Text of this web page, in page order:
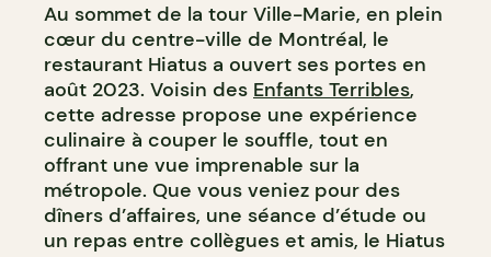
Au sommet de la tour Ville-Marie, en plein
cœur du centre-ville de Montréal, le
restaurant Hiatus a ouvert ses portes en
août 2023. Voisin des Enfants Terribles,
cette adresse propose une expérience
culinaire à couper le souffle, tout en
offrant une vue imprenable sur la
métropole. Que vous veniez pour des
dîners d’affaires, une séance d’étude ou
un repas entre collègues et amis, le Hiatus